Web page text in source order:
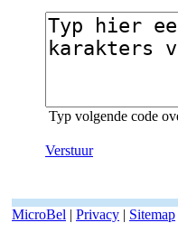
Typ volgende code
Verstuur
MicroBel | Privacy | Sitemap